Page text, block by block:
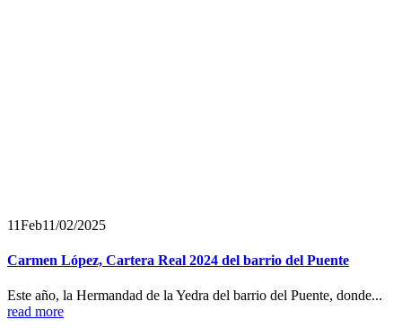
11Feb11/02/2025
Carmen López, Cartera Real 2024 del barrio del Puente
Este año, la Hermandad de la Yedra del barrio del Puente, donde...
read more